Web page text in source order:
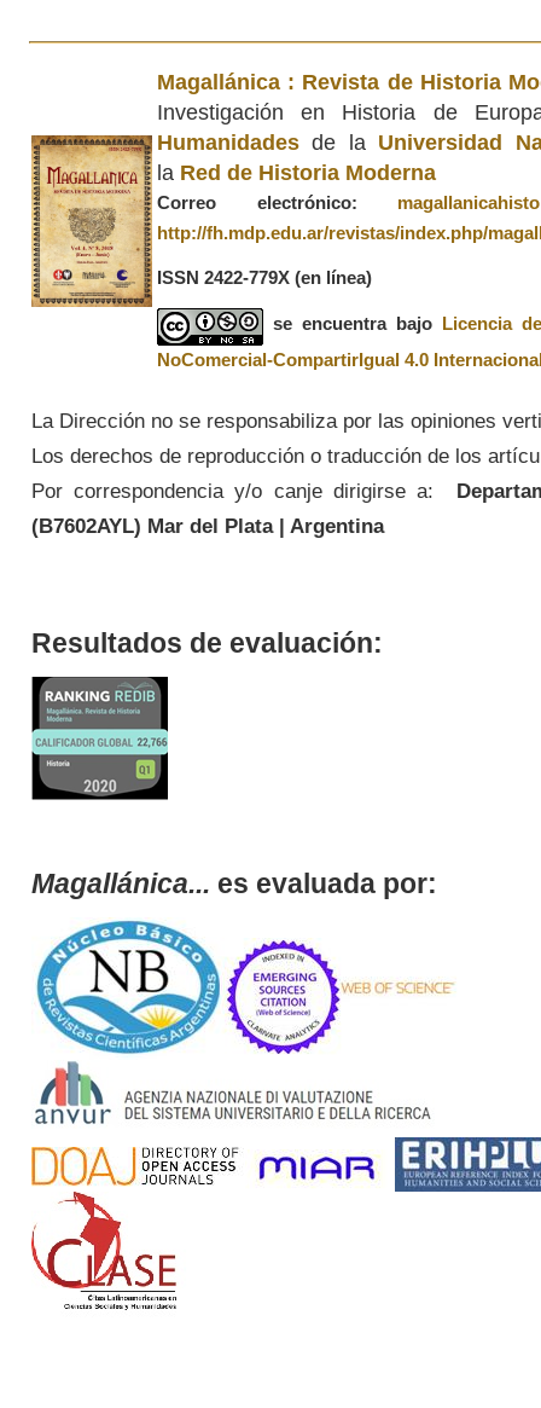
Magallánica : Revista de Historia
Investigación en Historia de
Humanidadesde la Universidad
la Red de Historia Moderna
Correo electrónico:
http://fh.mdp.edu.ar/revistas/index.php/
ISSN 2422-779X (en línea)
se encuentra bajo
Licencia
NoComercial-CompartirIgual 4.0
La Dirección no se responsabiliza por las opiniones
Los derechos de reproducción o traducción de los
Por correspondencia y/o canje dirigirse a:
(B7602AYL) Mar del Plata | Argentina
Resultados de evaluación:
Magallánica... es evaluada por: